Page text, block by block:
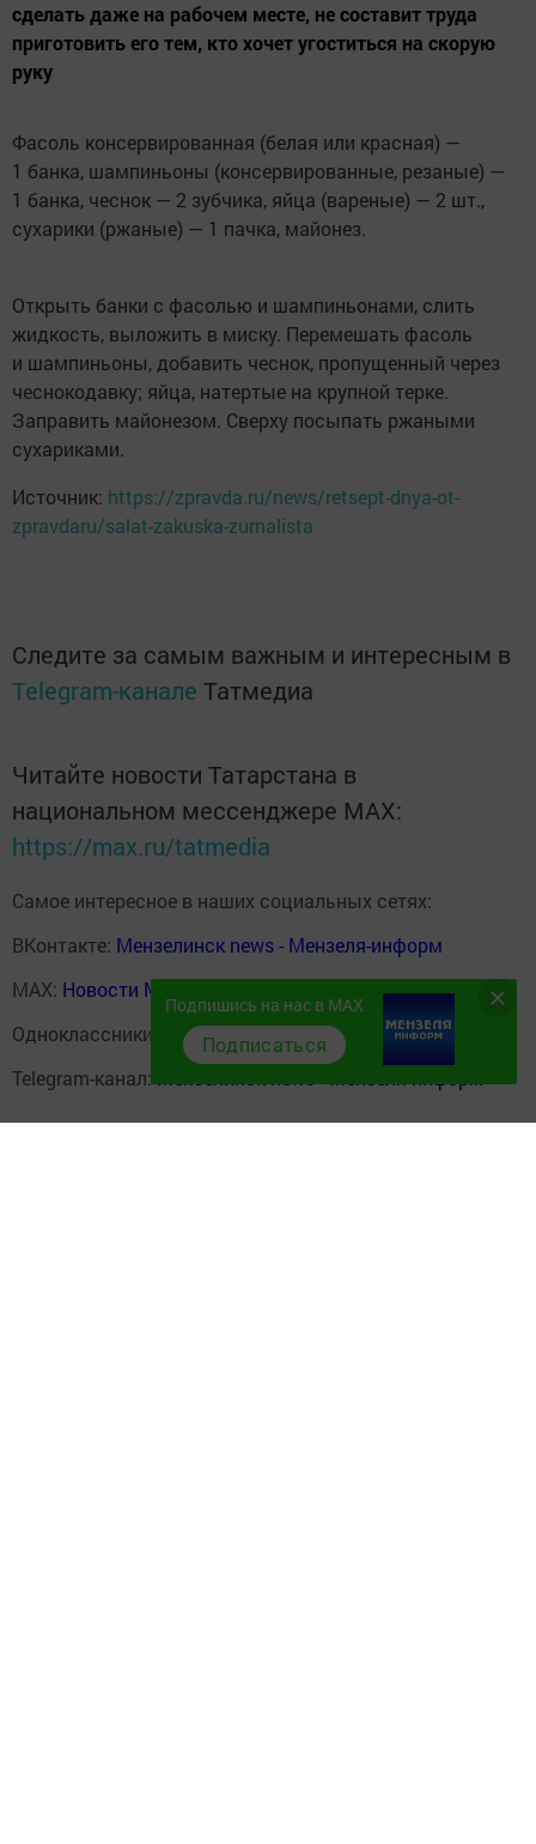
сделать даже на рабочем месте, не составит труда
приготовить его тем, кто хочет угоститься на скорую
руку
Фасоль консервированная (белая или красная) —
1 банка, шампиньоны (консервированные, резаные) —
1 банка, чеснок — 2 зубчика, яйца (вареные) — 2 шт.,
сухарики (ржаные) — 1 пачка, майонез.
Открыть банки с фасолью и шампиньонами, слить
жидкость, выложить в миску. Перемешать фасоль
и шампиньоны, добавить чеснок, пропущенный через
чеснокодавку; яйца, натертые на крупной терке.
Заправить майонезом. Сверху посыпать ржаными
сухариками.
Источник: https://zpravda.ru/news/retsept-dnya-ot-
zpravdaru/salat-zakuska-zurnalista
Следите за самым важным и интересным в
Telegram-канале Татмедиа
Читайте новости Татарстана в
национальном мессенджере MАХ:
https://max.ru/tatmedia
Самое интересное в наших социальных сетях:
ВКонтакте: Мензелинск news - Мензеля-информ
MAX: Новости Мензелинска - Мензеля онлайн
Одноклассники:
ok.ru/menzelinsk
Telegram-канал:
Подпишись на нас в MAX
Подписаться